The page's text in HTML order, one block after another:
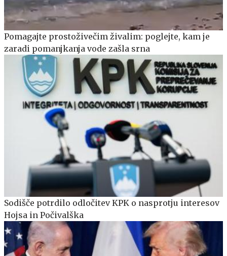
Pomagajte prostoživečim živalim: poglejte, kam je
zaradi pomanjkanja vode zašla srna
Sodišče potrdilo odločitev KPK o nasprotju interesov
Hojsa in Počivalška